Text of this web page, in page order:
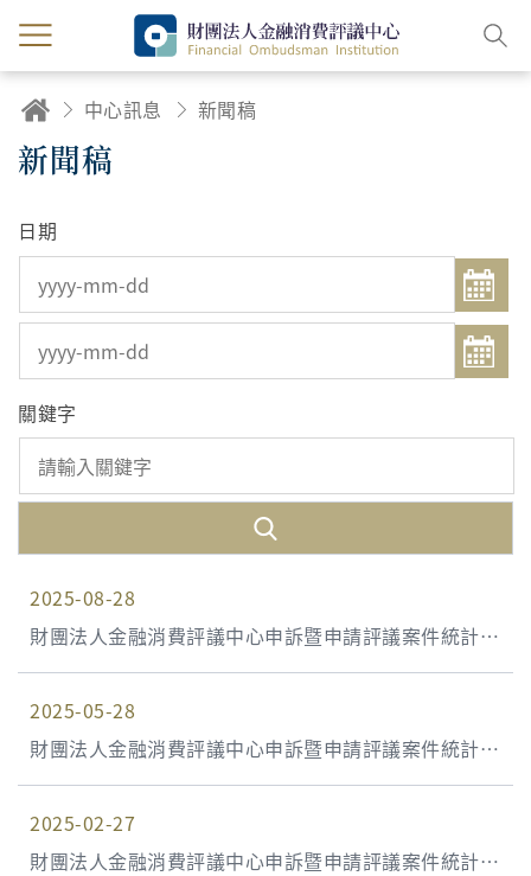
中心訊息 新聞稿
新聞稿
日期
關鍵字
2025-08-28
財團法人金融消費評議中心申訴暨申請評議案件統計資
料 114年第2季(114年4月1日至114年6月30日)
2025-05-28
財團法人金融消費評議中心申訴暨申請評議案件統計資
料 114年第1季(114年1月1日至114年3月31日)
2025-02-27
財團法人金融消費評議中心申訴暨申請評議案件統計資